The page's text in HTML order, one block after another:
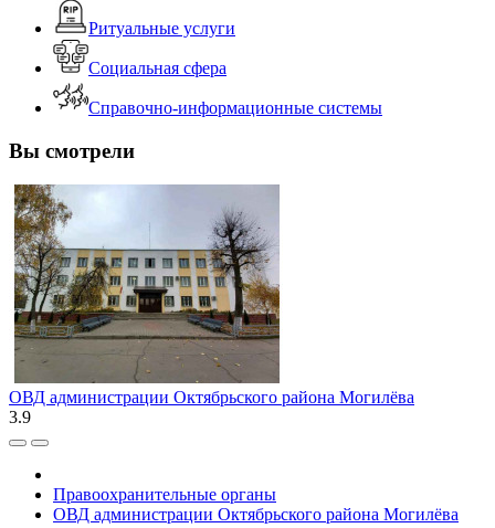
Ритуальные услуги
Социальная сфера
Справочно-информационные системы
Вы смотрели
ОВД администрации Октябрьского района Могилёва
3.9
Правоохранительные органы
ОВД администрации Октябрьского района Могилёва